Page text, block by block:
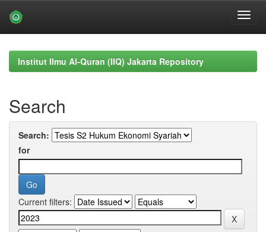
navigationInstitut Ilmu Al-Quran (IIQ) Jakarta Repository
Search
Search:
for
Current filters: